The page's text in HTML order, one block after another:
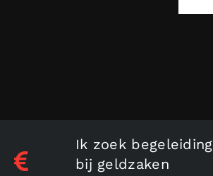
Ik zoek begeleiding
bij geldzaken